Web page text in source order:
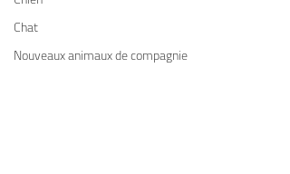
Chat
Nouveaux animaux de compagnie